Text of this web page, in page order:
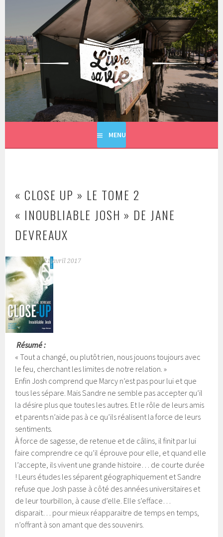
principal
LIVRE SA VIE
MENU
« CLOSE UP » LE TOME 2
« INOUBLIABLE JOSH » DE JANE
DEVREAUX
21 avril 2017
Résumé :
« Tout a changé, ou plutôt rien, nous jouons toujours avec
le feu, cherchant les limites de notre relation. »
Enfin Josh comprend que Marcy n’est pas pour lui et que
tous les sépare. Mais Sandre ne semble pas accepter qu’il
la désire plus que toutes les autres. Et le rôle de leurs amis
et parents n’aide pas à ce qu’ils réalisent la force de leurs
sentiments.
À force de sagesse, de retenue et de câlins, il finit par lui
faire comprendre ce qu’il éprouve pour elle, et quand elle
l’accepte, ils vivent une grande histoire… de courte durée
! Leurs études les séparent géographiquement et Sandre
refuse que Josh passe à côté des années universitaires et
de leur tourbillon, à cause d’elle. Elle s’efface…
disparait… pour mieux réapparaitre de temps en temps,
n’offrant à son amant que des souvenirs.